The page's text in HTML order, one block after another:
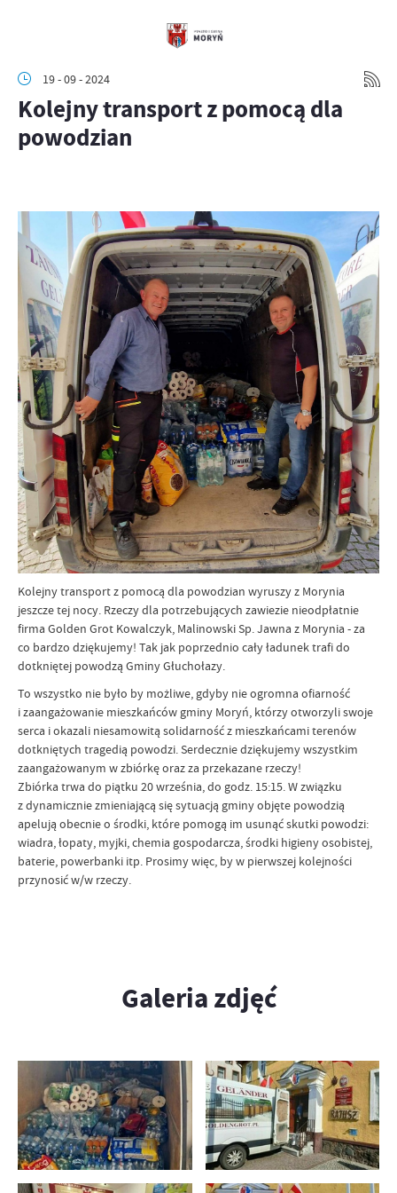
19 - 09 - 2024
Kolejny transport z pomocą dla
powodzian
Kolejny transport z pomocą dla powodzian wyruszy z Morynia
jeszcze tej nocy. Rzeczy dla potrzebujących zawiezie nieodpłatnie
firma Golden Grot Kowalczyk, Malinowski Sp. Jawna z Morynia - za
co bardzo dziękujemy! Tak jak poprzednio cały ładunek trafi do
dotkniętej powodzą Gminy Głuchołazy.
To wszystko nie było by możliwe, gdyby nie ogromna ofiarność
i zaangażowanie mieszkańców gminy Moryń, którzy otworzyli swoje
serca i okazali niesamowitą solidarność z mieszkańcami terenów
dotkniętych tragedią powodzi. Serdecznie dziękujemy wszystkim
zaangażowanym w zbiórkę oraz za przekazane rzeczy!
Zbiórka trwa do piątku 20 września, do godz. 15:15. W związku
z dynamicznie zmieniającą się sytuacją gminy objęte powodzią
apelują obecnie o środki, które pomogą im usunąć skutki powodzi:
wiadra, łopaty, myjki, chemia gospodarcza, środki higieny osobistej,
baterie, powerbanki itp. Prosimy więc, by w pierwszej kolejności
przynosić w/w rzeczy.
Galeria zdjęć